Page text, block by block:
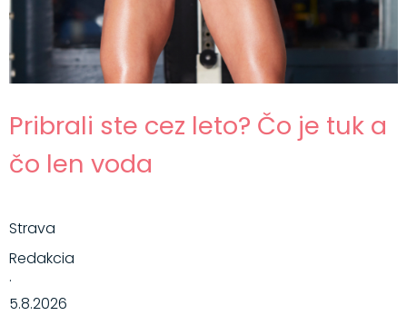
Pribrali ste cez leto? Čo je tuk a
čo len voda
Strava
Redakcia
·
5.8.2026